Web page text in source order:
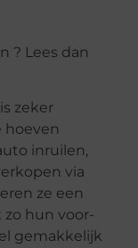
? Lees dan
zeker
hoeven
inruilen,
via
ze een
zo hun voor-
gemakkelijk